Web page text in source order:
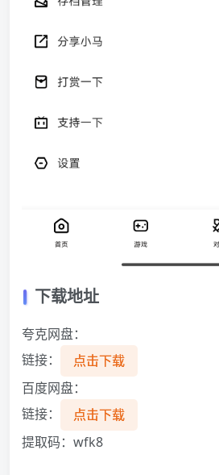
下载地址
夸克网盘：
链接：
点击下载
百度网盘：
链接：
点击下载
提取码：wfk8